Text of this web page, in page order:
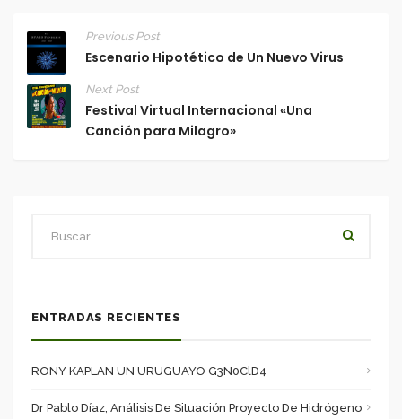
Previous Post
Escenario Hipotético de Un Nuevo Virus
Next Post
Festival Virtual Internacional «Una
Canción para Milagro»
ENTRADAS RECIENTES
RONY KAPLAN UN URUGUAYO G3N0ClD4
Dr Pablo Díaz, Análisis De Situación Proyecto De Hidrógeno